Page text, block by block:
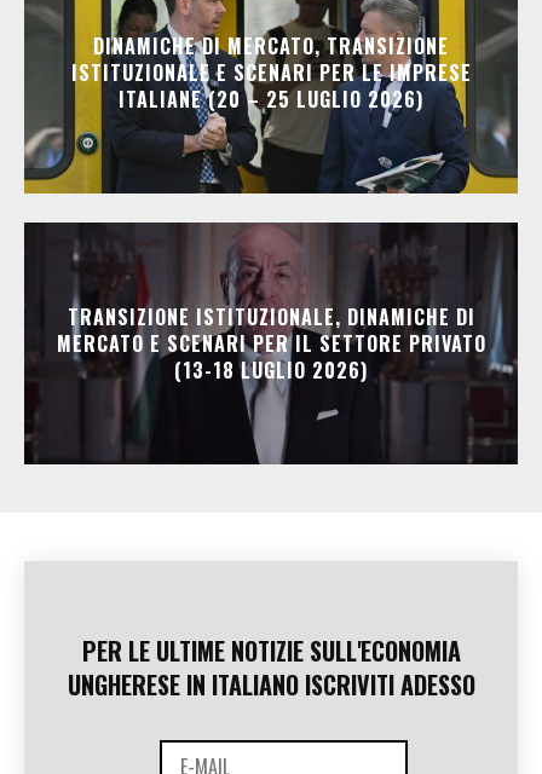
DINAMICHE DI MERCATO, TRANSIZIONE
ISTITUZIONALE E SCENARI PER LE IMPRESE
ITALIANE (20 – 25 LUGLIO 2026)
TRANSIZIONE ISTITUZIONALE, DINAMICHE DI
MERCATO E SCENARI PER IL SETTORE PRIVATO
(13-18 LUGLIO 2026)
PER LE ULTIME NOTIZIE SULL'ECONOMIA
UNGHERESE IN ITALIANO ISCRIVITI ADESSO